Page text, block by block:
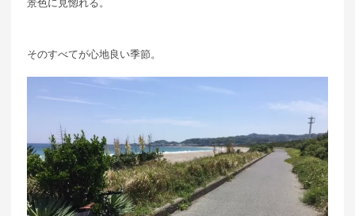
そのすべてが心地良い季節。